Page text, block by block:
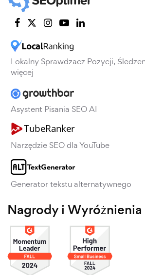
Lokalny Sprawdzacz Pozycji,
więcej
Asystent Pisania SEO AI
Narzędzie SEO dla YouTube
Generator tekstu alternatywnego
Nagrody i Wyróżnienia